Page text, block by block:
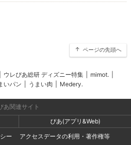
ページの先頭へ
ウレぴあ総研 ディズニー特集 mimot.
いパン うまい肉 Medery.
あ関連サイト
ぴあ(アプリ&Web)
ー
アクセスデータの利用・著作権等